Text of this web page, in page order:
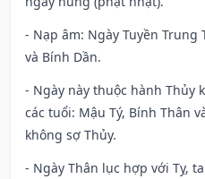
- Nạp âm: Ngày Tuyền Trung
và Bính Dần.
- Ngày này thuộc hành Thủy
các tuổi: Mậu Tý, Bính Thân
không sợ Thủy.
- Ngày Thân lục hợp với Tỵ,